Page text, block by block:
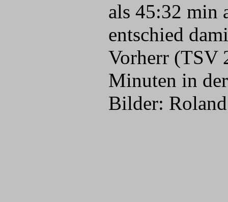
als 45:32 min
entschied
Vorherr (TSV
Minuten in
Bilder: